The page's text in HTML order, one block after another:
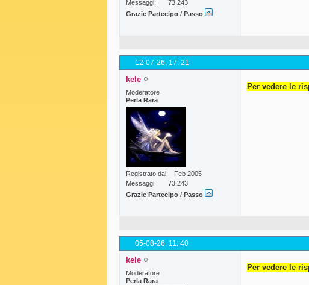
Messaggi
73,243
Grazie Partecipo / Passo
12-07-26, 17: 21
kele
Moderatore
Perla Rara
Registrato dal
Feb 2005
Messaggi
73,243
Grazie Partecipo / Passo
Per vedere le
05-08-26, 11: 40
kele
Moderatore
Perla Rara
Per vedere le